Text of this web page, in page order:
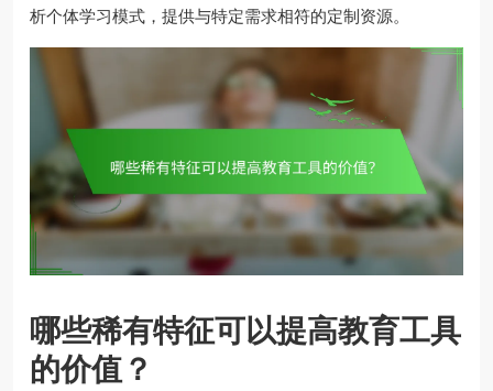
析个体学习模式，提供与特定需求相符的定制资源。
哪些稀有特征可以提高教育工具
的价值？